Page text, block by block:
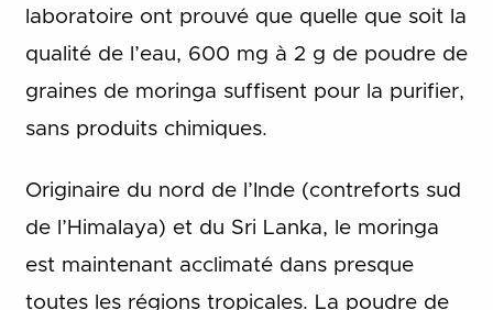
laboratoire ont prouvé que quelle que soit la
qualité de l’eau, 600 mg à 2 g de poudre de
graines de moringa suffisent pour la purifier,
sans produits chimiques.
Originaire du nord de l’Inde (contreforts sud
de l’Himalaya) et du Sri Lanka, le moringa
est maintenant acclimaté dans presque
toutes les régions tropicales. La poudre de